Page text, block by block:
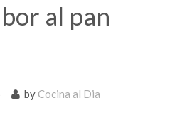
al pan
by Cocina al Dia